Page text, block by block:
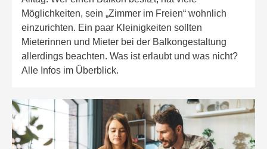
Möglichkeiten, sein „Zimmer im Freien“ wohnlich
einzurichten. Ein paar Kleinigkeiten sollten
Mieterinnen und Mieter bei der Balkongestaltung
allerdings beachten. Was ist erlaubt und was nicht?
Alle Infos im Überblick.